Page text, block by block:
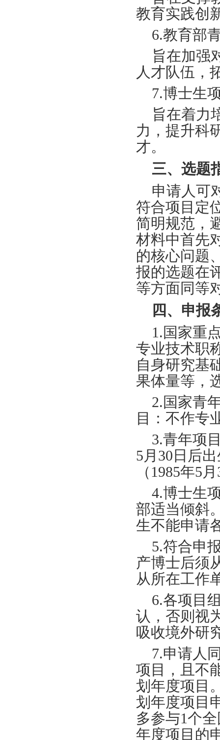
教育实践创
6.教育部
旨在加强
人才队伍，
7.博士生
旨在着力
力，提升科
才。
三、选题
申请人可
符合项目定
简明规范，
材料中首先
的核心问题
报的选题在
等方面同等
四、申报
1.国家重
专业技术职
自身研究基
果体量等，
2.国家青
目：不作专
3.青年项
5月30日后
（1985年5
4.博士生
部适当倾斜
生不能申请
5.符合申
产博士后须
从所在工作
6.各项目
认，否则视
吸收境外研
7.申请人
项目，且不
划年度项目
划年度项目
多参与1个
年度项目的